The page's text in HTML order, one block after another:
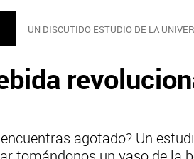
UN DISCUTIDO ESTUDIO DE LA
agotado? Un